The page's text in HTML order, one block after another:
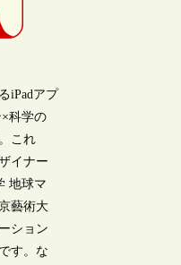
iPadアプ
科学の
これ
イナー
地球マ
藝術大
ション
す。な